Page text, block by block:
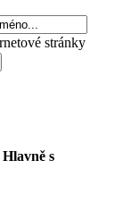
stránky
Hlavně s